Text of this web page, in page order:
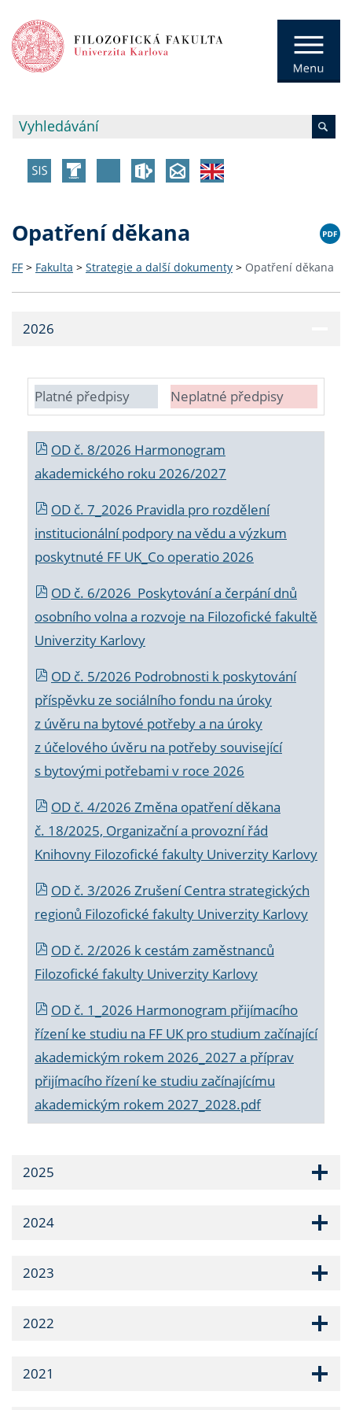
Opatření děkana
FF > Fakulta > Strategie a další dokumenty > Opatření děkana
2026
Platné předpisy Neplatné předpisy
OD č. 8/2026 Harmonogram
akademického roku 2026/2027
OD č. 7_2026 Pravidla pro rozdělení
institucionální podpory na vědu a výzkum
poskytnuté FF UK_Co operatio 2026
OD č. 6/2026 Poskytování a čerpání dnů
osobního volna a rozvoje na Filozofické fakultě
Univerzity Karlovy
OD č. 5/2026 Podrobnosti k poskytování
příspěvku ze sociálního fondu na úroky
z úvěru na bytové potřeby a na úroky
z účelového úvěru na potřeby související
s bytovými potřebami v roce 2026
OD č. 4/2026 Změna opatření děkana
č. 18/2025, Organizační a provozní řád
Knihovny Filozofické fakulty Univerzity Karlovy
OD č. 3/2026 Zrušení Centra strategických
regionů Filozofické fakulty Univerzity Karlovy
OD č. 2/2026 k cestám zaměstnanců
Filozofické fakulty Univerzity Karlovy
OD č. 1_2026 Harmonogram přijímacího
řízení ke studiu na FF UK pro studium začínající
akademickým rokem 2026_2027 a příprav
přijímacího řízení ke studiu začínajícímu
akademickým rokem 2027_2028.pdf
2025
2024
2023
2022
2021